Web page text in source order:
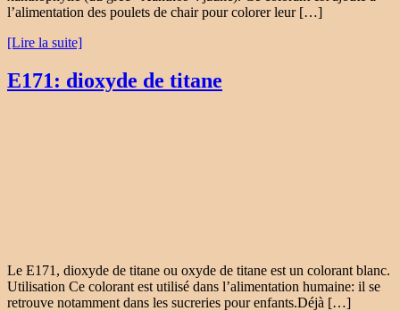
l’alimentation des poulets de chair pour colorer leur […]
[Lire la suite]
E171: dioxyde de titane
Le E171, dioxyde de titane ou oxyde de titane est un colorant blanc.
Utilisation Ce colorant est utilisé dans l’alimentation humaine: il se
retrouve notamment dans les sucreries pour enfants.Déjà […]